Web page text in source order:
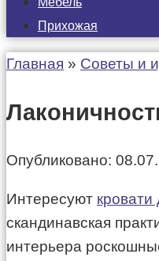
Прихожая
Главная » Советы и
Опубликовано:
Интересуют кровати
скандинавская
интерьера